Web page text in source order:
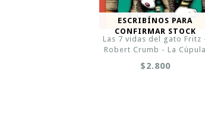
ESCRIBÍNOS PARA
CONFIRMAR STOCK
Las 7 vidas del gato Fritz
Robert Crumb - La Cúpula
$2.800